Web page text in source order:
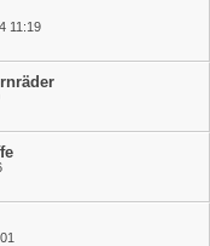
11:19